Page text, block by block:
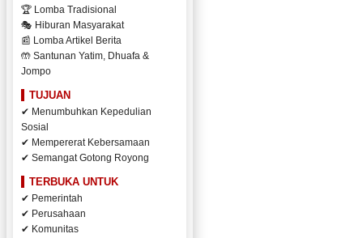
🏆 Lomba Tradisional
🎭 Hiburan Masyarakat
📰 Lomba Artikel Berita
🤲 Santunan Yatim, Dhuafa &
Jompo
TUJUAN
✔ Menumbuhkan Kepedulian
Sosial
✔ Mempererat Kebersamaan
✔ Semangat Gotong Royong
TERBUKA UNTUK
✔ Pemerintah
✔ Perusahaan
✔ Komunitas